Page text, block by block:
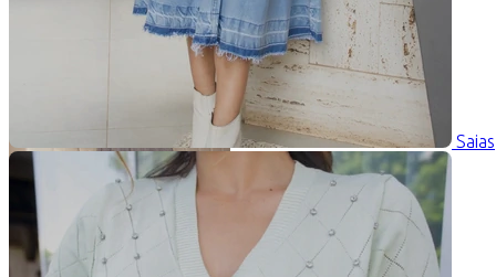
Saias